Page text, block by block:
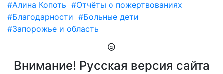
#Алина Копоть #Отчёты о пожертвованиях
#Благодарности #Больные дети
#Запорожье и область
Внимание! Русская версия сайта